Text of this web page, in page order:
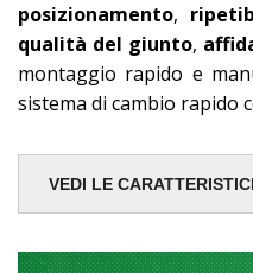
posizionamento,
qualità del giunto,
montaggio rapido e
sistema di cambio rapido
VEDI LE